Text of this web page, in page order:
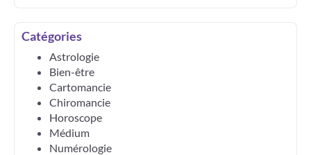
Catégories
Astrologie
Bien-être
Cartomancie
Chiromancie
Horoscope
Médium
Numérologie